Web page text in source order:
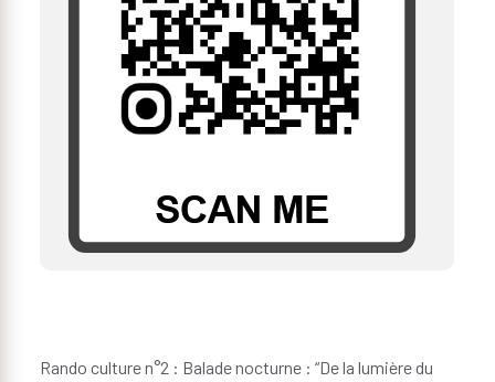
Rando culture n°2 : Balade nocturne : “De la lumière du